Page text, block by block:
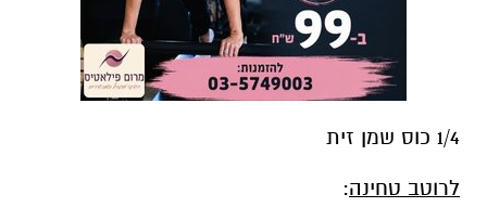
1/4 כוס שמן זית
לרוטב טחינה: